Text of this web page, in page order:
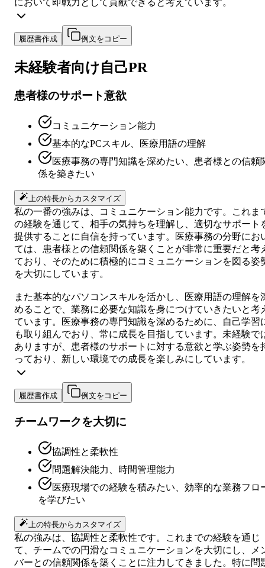
履歴書作成 例文をコピー
未経験者向け自己PR
患者様のサポート意欲
コミュニケーション能力
基本的なPCスキル、医療用語の理解
医療事務の専門知識を深めたい、患者様との信頼
係を築きたい
上の特長からカスタマイズ
私の一番の強みは、コミュニケーション能力です。これま
の経験を通じて、相手の気持ちを理解し、適切なサポート
提供することに自信を持っています。医療事務の分野にお
ては、患者様との信頼関係を築くことが非常に重要だと考
ており、そのために積極的にコミュニケーションを図る姿
を大切にしています。
また基本的なパソコンスキルを活かし、医療用語の理解を
めることで、業務に必要な知識を身につけていきたいと考
ています。医療事務の専門知識を深めるために、自己学習
も取り組んでおり、常に成長を目指しています。未経験で
ありますが、患者様のサポートに対する意欲と学ぶ姿勢を
っており、新しい環境での成長を楽しみにしています。
履歴書作成 例文をコピー
チームワークを大切に
協調性と柔軟性
問題解決能力、時間管理能力
医療現場での経験を積みたい、効率的な業務フロ
を学びたい
上の特長からカスタマイズ
私の強みは、協調性と柔軟性です。これまでの経験を通じ
て、チームでの円滑なコミュニケーションを大切にし、メ
バーとの信頼関係を築くことに注力してきました。特に問